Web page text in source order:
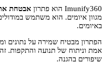
Imunify360 הוא פתרון אבטחת
מגוון איומים. הוא משתמש
באיומים.
הפתרון מבטיח שמירה על נתונים
אמת וניתוח של תנועה והתקפות.
שיפורים בהגנה.